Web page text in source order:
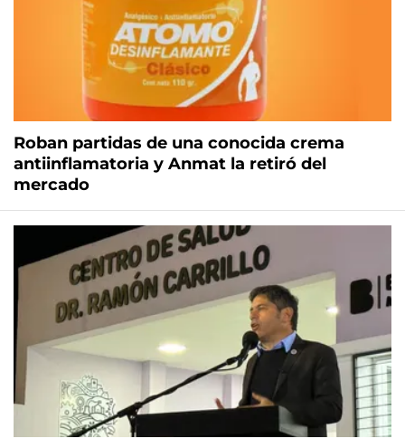
Roban partidas de una conocida crema
antiinflamatoria y Anmat la retiró del
mercado